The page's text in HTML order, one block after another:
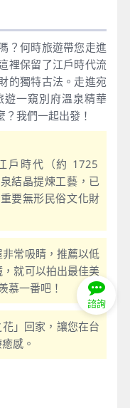
？何時旅遊帶您走進
裡保留了江戶時代流
的獨特古法。走進宛
遊一窺別府溫泉精華
？我們一起出發！
戶時代（約 1725
結晶提煉工藝，已
要無形民俗文化財
常吸睛，推薦以低
就可以拍出最佳美
慕一番吧！
」回家，讓您在台
感。
諮詢